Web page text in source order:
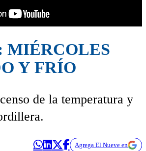
MIÉRCOLES
Y FRÍO
de la temperatura y
Agrega El Nueve en